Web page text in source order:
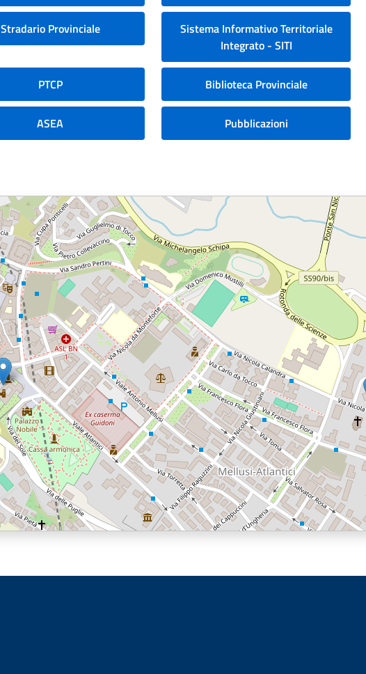
Stradario Provinciale
Sistema Informativo Territoriale
Integrato - SITI
PTCP Biblioteca Provinciale
ASEA Pubblicazioni